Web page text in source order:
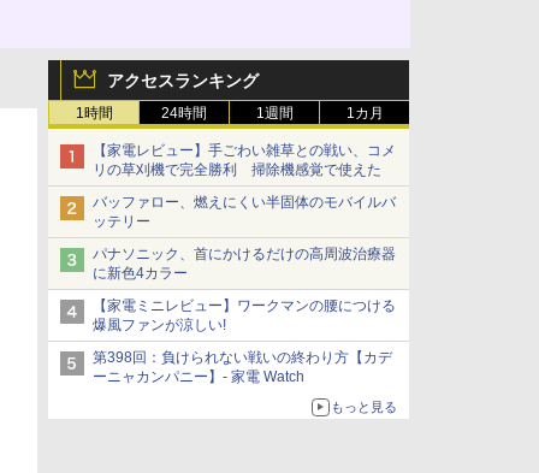
アクセスランキング
1時間 24時間 1週間 1カ月
【家電レビュー】手ごわい雑草との戦い、コメ
リの草刈機で完全勝利 掃除機感覚で使えた
バッファロー、燃えにくい半固体のモバイルバ
ッテリー
パナソニック、首にかけるだけの高周波治療器
に新色4カラー
【家電ミニレビュー】ワークマンの腰につける
爆風ファンが涼しい!
第398回：負けられない戦いの終わり方【カデ
ーニャカンパニー】- 家電 Watch
もっと見る